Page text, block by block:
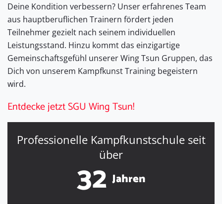
Deine Kondition verbessern? Unser erfahrenes Team
aus hauptberuflichen Trainern fördert jeden
Teilnehmer gezielt nach seinem individuellen
Leistungsstand. Hinzu kommt das einzigartige
Gemeinschaftsgefühl unserer Wing Tsun Gruppen, das
Dich von unserem Kampfkunst Training begeistern
wird.
Entdecke jetzt SGU Wing Tsun!
Professionelle Kampfkunstschule seit
über
32 Jahren